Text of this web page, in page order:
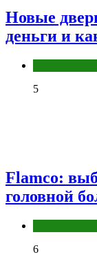
Новые
деньги и
5
Flamco:
головной
6